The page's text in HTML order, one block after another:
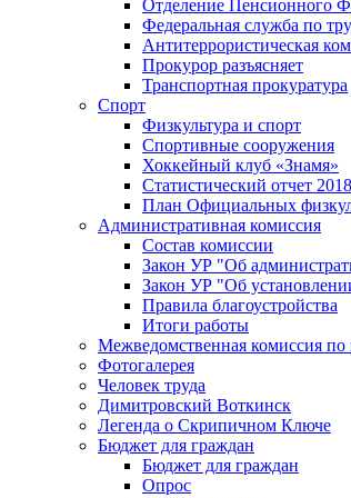
Отделение Пенсионного
Федеральная служба по
Антитеррористическая
Прокурор разъясняет
Транспортная прокуратура
Спорт
Физкультура и спорт
Спортивные сооружения
Хоккейный клуб «Знамя»
Статистический отчет
План Официальных
Административная комиссия
Состав комиссии
Закон УР "Об
Закон УР "Об
Правила благоустройства
Итоги работы
Межведомственная комиссия по
Фотогалерея
Человек труда
Димитровский Воткинск
Легенда о Скрипичном Ключе
Бюджет для граждан
Бюджет для граждан
Опрос